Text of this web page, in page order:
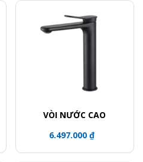
VÒI NƯỚC CAO
6.497.000 ₫